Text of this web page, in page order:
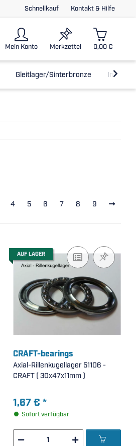
Schnellkauf Kontakt & Hilfe
Mein Konto Merkzettel 0,00 €
Gleitlager/Sinterbronze Inline-
4 5 6 7 8 9
AUF LAGER
CRAFT-bearings
Axial-Rillenkugellager 51106 -
CRAFT ( 30x47x11mm )
1,67 €*
Sofort verfügbar